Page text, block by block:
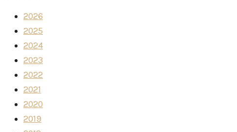
2026
2025
2024
2023
2022
2021
2020
2019